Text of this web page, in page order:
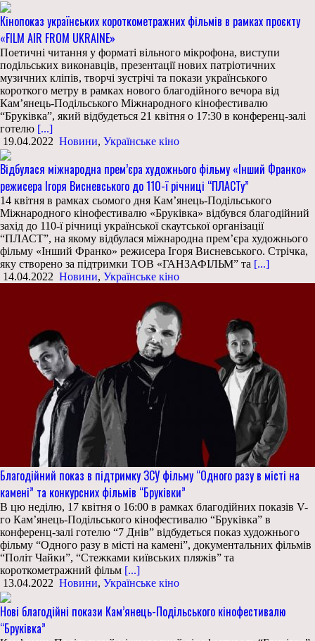
Кінопоказ українських короткометражних фільмів в рамках проєкту
«FILM AIR FROM UKRAINE»
Поетичні читання у форматі вільного мікрофона, виступи
подільських виконавців, презентації нових патріотичних
музичних кліпів, творчі зустрічі та покази українського
короткого метру в рамках нового благодійного вечора від
Кам’янець-Подільського Міжнародного кінофестивалю
“Бруківка”, який відбудеться 21 квітня о 17:30 в конференц-залі
готелю [...]
19.04.2022 Новини, Українське кіно
Відбулася міжнародна прем’єра художнього фільму «Інший Франко»
режисера Ігоря Висневського до 110-ї річниці “ПЛАСТу”
14 квітня в рамках сьомого дня Кам’янець-Подільського
Міжнародного кінофестивалю «Бруківка» відбувся благодійний
захід до 110-ї річниці української скаутської організації
“ПЛАСТ”, на якому відбулася міжнародна прем’єра художнього
фільму «Інший Франко» режисера Ігоря Висневського. Стрічка,
яку створено за підтримки ТОВ «ГАНЗАФІЛЬМ” та [...]
14.04.2022 Новини, Українське кіно
Благодійний показ в підтримку ЗСУ фільму “Одного разу в місті на
камені” та конкурсних фільмів “Бруківки”
В цю неділю, 17 квітня о 16:00 в рамках благодійних показів V-
го Кам’янець-Подільського кінофестивалю “Бруківка” в
конференц-залі готелю “7 Днів” відбудеться показ художнього
фільму “Одного разу в місті на камені”, документальних фільмів
“Політ Чайки”, “Стежками київських пляжів” та
короткометражний фільм [...]
13.04.2022 Новини, Українське кіно
Нові благодійні покази Кам’янець-Подільського кінофестивалю
“Бруківка”